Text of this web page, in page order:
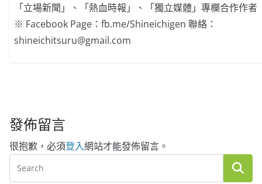
「立場新聞」、「熱血時報」、「獨立媒體」專欄合作作者
※ Facebook Page：fb.me/Shineichigen 聯絡：
shineichitsuru@gmail.com
發佈留言
很抱歉，必須登入網站才能發佈留言。